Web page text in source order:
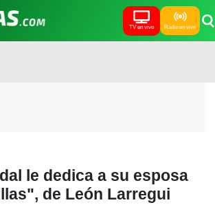
TV en vivo Radio en vivo
le dedica a su esposa
de León Larregui